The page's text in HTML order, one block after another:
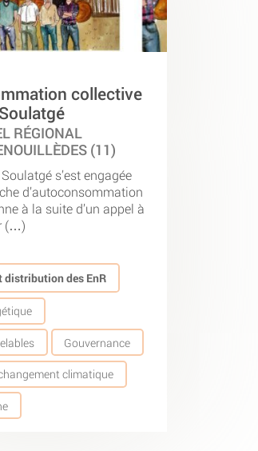
collective
RÉGIONAL
(11)
s’est engagée
d’autoconsommation
à la suite d’un appel à
(…)
distribution des EnR
Gouvernance
climatique